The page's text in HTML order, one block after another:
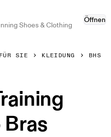
Shoes & Clothing
Öffnen
FÜR SIE KLEIDUNG BHS